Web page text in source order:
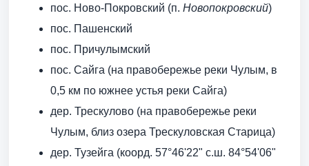
пос. Ново-Покровский (п. Новопокровский)
пос. Пашенский
пос. Причулымский
пос. Сайга (на правобережье реки Чулым, в
0,5 км по южнее устья реки Сайга)
дер. Трескулово (на правобережье реки
Чулым, близ озера Трескуловская Старица)
дер. Тузейга (коорд. 57°46'22" с.ш. 84°54'06"